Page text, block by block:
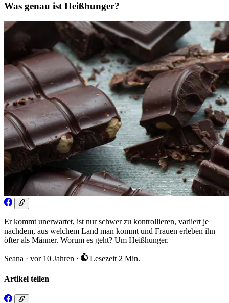
Was genau ist Heißhunger?
Er kommt unerwartet, ist nur schwer zu kontrollieren, variiert je
nachdem, aus welchem Land man kommt und Frauen erleben ihn
öfter als Männer. Worum es geht? Um Heißhunger.
Seana · vor 10 Jahren · Lesezeit 2 Min.
Artikel teilen